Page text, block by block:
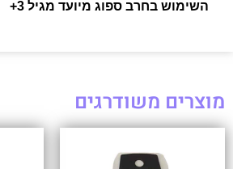
השימוש בחרב ספוג מיועד מגיל 3+
מוצרים משודרגים